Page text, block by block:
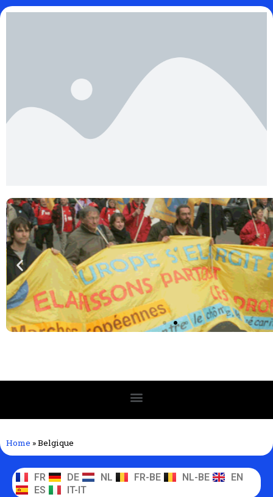
Home »Belgique
FR DE NL FR-BE NL-BE
EN
ES
IT-IT